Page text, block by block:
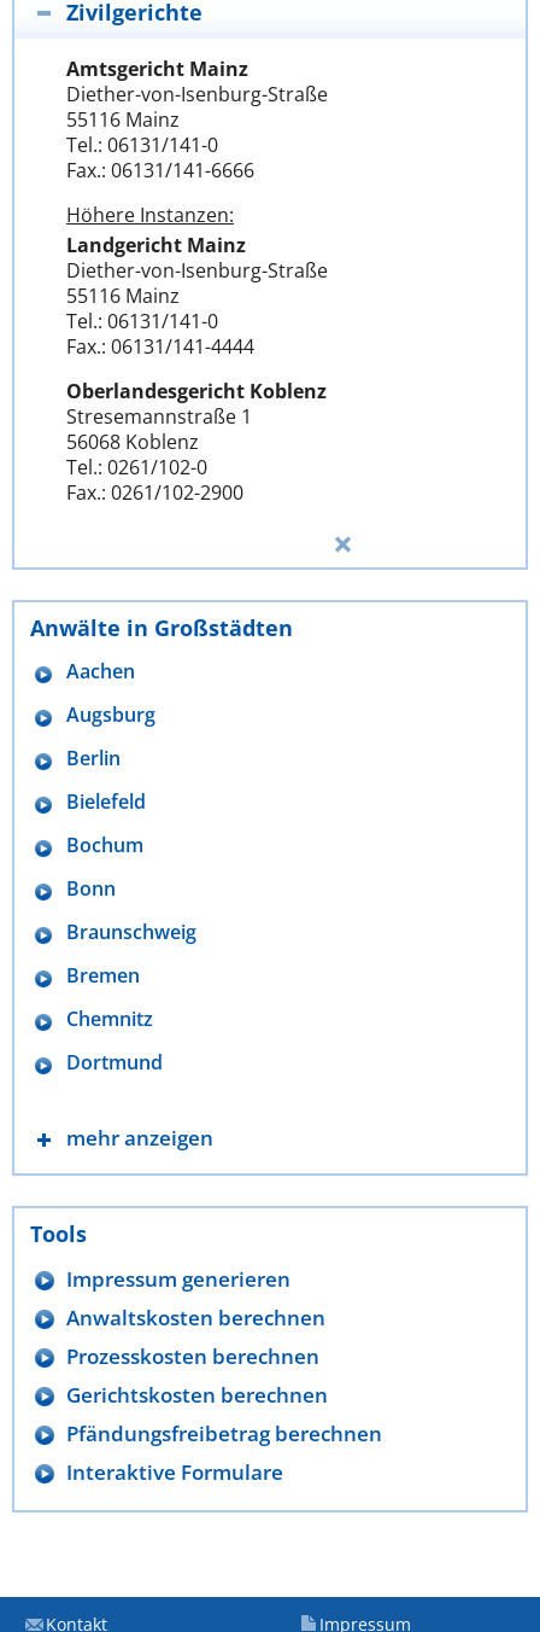
Zivilgerichte
Amtsgericht Mainz
Diether-von-Isenburg-Straße
55116 Mainz
Tel.: 06131/141-0
Fax.: 06131/141-6666
Höhere Instanzen:
Landgericht Mainz
Diether-von-Isenburg-Straße
55116 Mainz
Tel.: 06131/141-0
Fax.: 06131/141-4444
Oberlandesgericht Koblenz
Stresemannstraße 1
56068 Koblenz
Tel.: 0261/102-0
Fax.: 0261/102-2900
Anwälte in Großstädten
Aachen
Augsburg
Berlin
Bielefeld
Bochum
Bonn
Braunschweig
Bremen
Chemnitz
Dortmund
mehr anzeigen
Tools
Impressum generieren
Anwaltskosten berechnen
Prozesskosten berechnen
Gerichtskosten berechnen
Pfändungsfreibetrag berechnen
Interaktive Formulare
Kontakt Impressum